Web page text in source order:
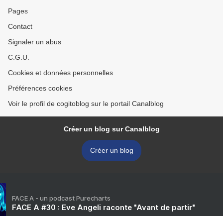
Pages
Contact
Signaler un abus
C.G.U.
Cookies et données personnelles
Préférences cookies
Voir le profil de cogitoblog sur le portail Canalblog
Créer un blog sur Canalblog
Créer un blog
FACE A - un podcast Purecharts
FACE A #30 : Eve Angeli raconte "Avant de partir"